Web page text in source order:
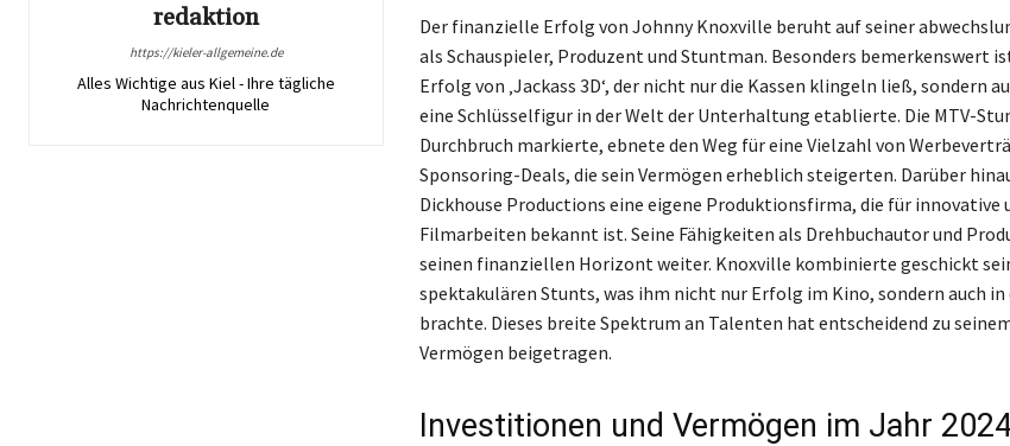
redaktion
https://kieler-allgemeine.de
Alles Wichtige aus Kiel - Ihre tägliche
Nachrichtenquelle
Der finanzielle Erfolg von Johnny Knoxville beruht auf seiner
als Schauspieler, Produzent und Stuntman. Besonders bemerkenswert
Erfolg von ‚Jackass 3D‘, der nicht nur die Kassen klingeln ließ, sondern
eine Schlüsselfigur in der Welt der Unterhaltung etablierte. Die MTV-
Durchbruch markierte, ebnete den Weg für eine Vielzahl von
Sponsoring-Deals, die sein Vermögen erheblich steigerten. Darüber
Dickhouse Productions eine eigene Produktionsfirma, die für innovative
Filmarbeiten bekannt ist. Seine Fähigkeiten als Drehbuchautor und
seinen finanziellen Horizont weiter. Knoxville kombinierte geschickt
spektakulären Stunts, was ihm nicht nur Erfolg im Kino, sondern auch
brachte. Dieses breite Spektrum an Talenten hat entscheidend zu
Vermögen beigetragen.
Investitionen und Vermögen im Jahr